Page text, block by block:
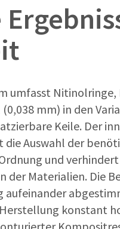
umfasst
mm) in den
Keile. Der
die Auswahl der
und
der Materialien. Die
aufeinander
konstant